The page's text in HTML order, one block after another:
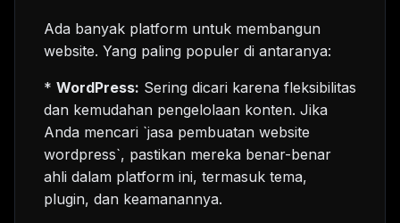
Ada banyak platform untuk membangun
website. Yang paling populer di antaranya:
* WordPress: Sering dicari karena fleksibilitas
dan kemudahan pengelolaan konten. Jika
Anda mencari `jasa pembuatan website
wordpress`, pastikan mereka benar-benar
ahli dalam platform ini, termasuk tema,
plugin, dan keamanannya.